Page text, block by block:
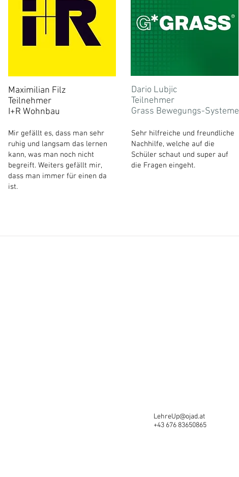
Maximilian Filz
Teilnehmer
I+R Wohnbau
Mir gefällt es, dass man sehr
ruhig und langsam das lernen
kann, was man noch nicht
begreift. Weiters gefällt mir,
dass man immer für einen da
ist.
Dario Lubjic
Teilnehmer
Grass Bewegungs-Systeme
Sehr hilfreiche und freundliche
Nachhilfe, welche auf die
Schüler schaut und super auf
die Fragen eingeht.
LehreUp@ojad.at
+43 676 83650865